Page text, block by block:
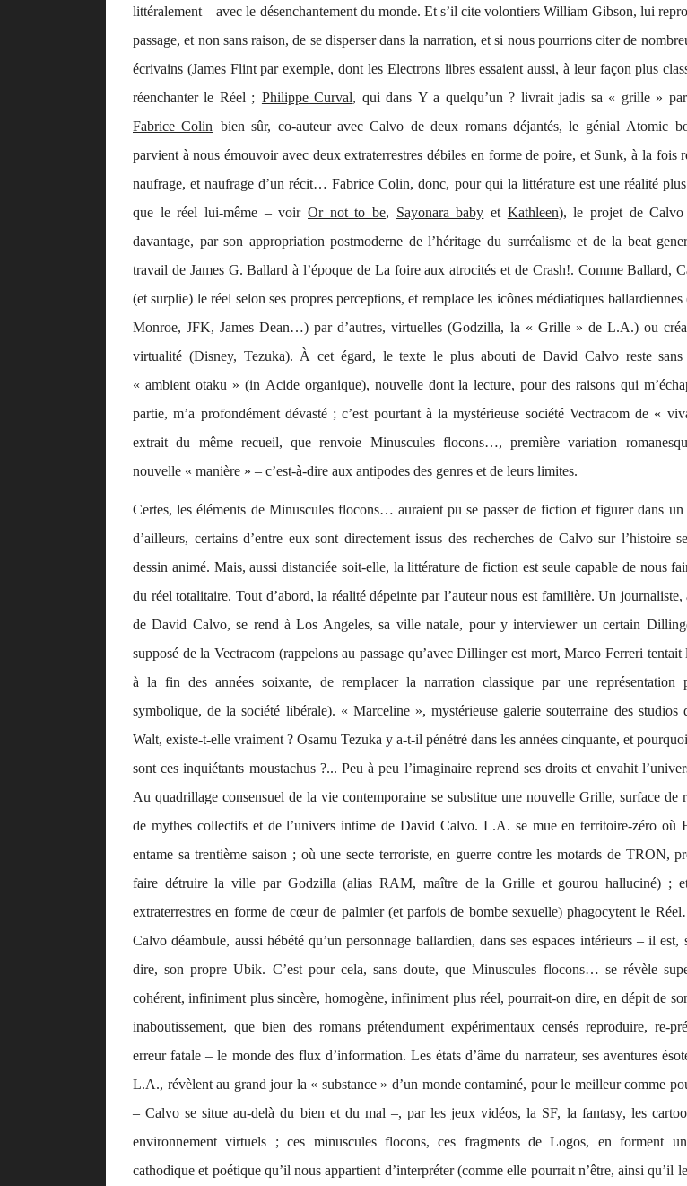
littéralement – avec le désenchantement du monde. Et s’il cite volontiers William Gibson, lui
passage, et non sans raison, de se disperser dans la narration, et si nous pourrions citer de
écrivains (James Flint par exemple, dont les Electrons libresessaient aussi, à leur façon plus
réenchanter le Réel ; Philippe Curval, qui dans Y a quelqu’un ? livrait jadis sa « grille »
Fabrice Colin bien sûr, co-auteur avec Calvo de deux romans déjantés, le génial Atomic
parvient à nous émouvoir avec deux extraterrestres débiles en forme de poire, et Sunk, à la fois
naufrage, et naufrage d’un récit… Fabrice Colin, donc, pour qui la littérature est une réalité
que le réel lui-même – voir Or not to be, Sayonara baby et Kathleen), le projet de Calvo
davantage, par son appropriation postmoderne de l’héritage du surréalisme et de la beat
travail de James G. Ballard à l’époque de La foire aux atrocités et de Crash!. Comme Ballard,
(etsurplie) le réel selon ses propres perceptions, et remplace les icônes médiatiques
Monroe, JFK, James Dean…) par d’autres, virtuelles (Godzilla, la « Grille » de L.A.) ou
virtualité (Disney, Tezuka). À cet égard, le texte le plus abouti de David Calvo reste sans
« ambient otaku » (in Acide organique), nouvelle dont la lecture, pour des raisons qui
partie, m’a profondément dévasté ; c’est pourtant à la mystérieuse société Vectracom de «
extrait du même recueil, que renvoie Minuscules flocons…, première variation
nouvelle « manière » – c’est-à-dire aux antipodes des genres et de leurs limites.
Certes, les éléments de Minuscules flocons… auraient pu se passer de fiction et figurer dans un
d’ailleurs, certains d’entre eux sont directement issus des recherches de Calvo sur l’histoire
dessin animé. Mais, aussi distanciée soit-elle, la littérature de fiction est seule capable de nous
du réel totalitaire. Tout d’abord, la réalité dépeinte par l’auteur nous est familière. Un journaliste,
de David Calvo, se rend à Los Angeles, sa ville natale, pour y interviewer un certain
supposé de la Vectracom (rappelons au passage qu’avecDillinger est mort, Marco Ferreri tentait
à la fin des années soixante, de remplacer la narration classique par une représentation
symbolique, de la société libérale). « Marceline », mystérieuse galerie souterraine des studios
Walt, existe-t-elle vraiment ? Osamu Tezuka y a-t-il pénétré dans les années cinquante, et
sont ces inquiétants moustachus ?... Peu à peu l’imaginaire reprend ses droits et envahit
Au quadrillage consensuel de la vie contemporaine se substitue une nouvelle Grille, surface de
de mythes collectifs et de l’univers intime de David Calvo. L.A. se mue en territoire-zéro où
entame sa trentième saison ; où une secte terroriste, en guerre contre les motards de TRON,
faire détruire la ville par Godzilla (alias RAM, maître de la Grille et gourou halluciné) ;
extraterrestres en forme de cœur de palmier (et parfois de bombe sexuelle) phagocytent le
Calvo déambule, aussi hébété qu’un personnage ballardien, dans ses espaces intérieurs – il est,
dire, son propre Ubik. C’est pour cela, sans doute, queMinuscules flocons… se révèle
cohérent, infiniment plus sincère, homogène, infiniment plus réel, pourrait-on dire, en dépit de
inaboutissement, que bien des romans prétendument expérimentaux censésreproduire,re-
erreur fatale – le monde des flux d’information. Les états d’âme du narrateur, ses aventures
L.A., révèlent au grand jour la « substance » d’un monde contaminé, pour le meilleur comme
– Calvo se situe au-delà du bien et du mal –, par les jeux vidéos, la SF, la fantasy, les
environnement virtuels ; ces minuscules flocons, ces fragments de Logos, en forment
cathodique et poétique qu’il nous appartient d’interpréter (comme elle pourrait n’être, ainsi qu’il